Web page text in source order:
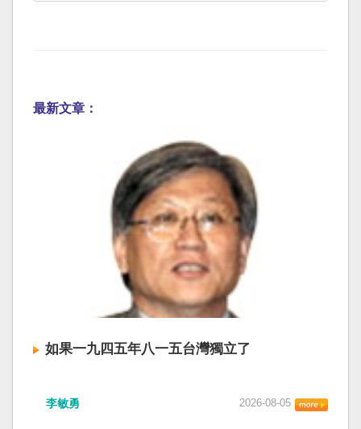
最新文章：
如果一九四五年八一五台灣獨立了
李敏勇 2026-08-05